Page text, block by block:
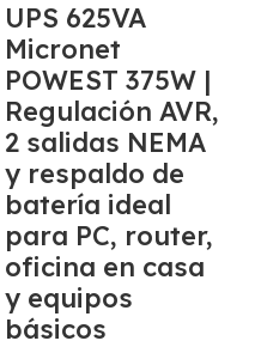
UPS 625VA
Micronet
POWEST 375W |
Regulación AVR,
2 salidas NEMA
y respaldo de
batería ideal
para PC, router,
oficina en casa
y equipos
básicos